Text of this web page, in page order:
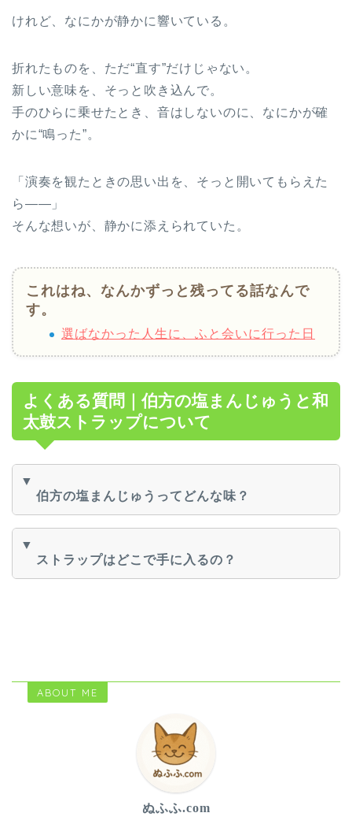
けれど、なにかが静かに響いている。
折れたものを、ただ“直す”だけじゃない。
新しい意味を、そっと吹き込んで。
手のひらに乗せたとき、音はしないのに、なにかが確
かに“鳴った”。
「演奏を観たときの思い出を、そっと開いてもらえた
ら――」
そんな想いが、静かに添えられていた。
これはね、なんかずっと残ってる話なんで
す。
選ばなかった人生に、ふと会いに行った日
よくある質問｜伯方の塩まんじゅうと和
太鼓ストラップについて
▼
伯方の塩まんじゅうってどんな味？
▼
ストラップはどこで手に入るの？
ABOUT ME
ぬふふ.com